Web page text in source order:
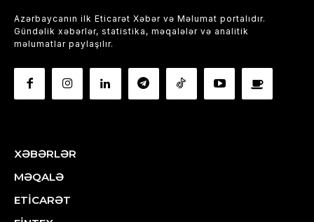
Azərbaycanın ilk Eticarət Xəbər və Məlumat portalıdır.
Gündəlik xəbərlər, statistika, məqalələr və analitik
məlumatlar paylaşılır.
XƏBƏRLƏR
MƏQALƏ
ETİCARƏT